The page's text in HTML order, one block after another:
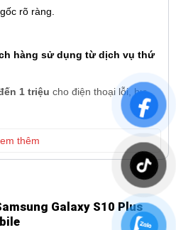
Galaxy S10 Plus
rõ ràng.
hàng sử dụng từ dịch vụ thứ
1 triệu cho điện thoại lỗi, hư
thêm